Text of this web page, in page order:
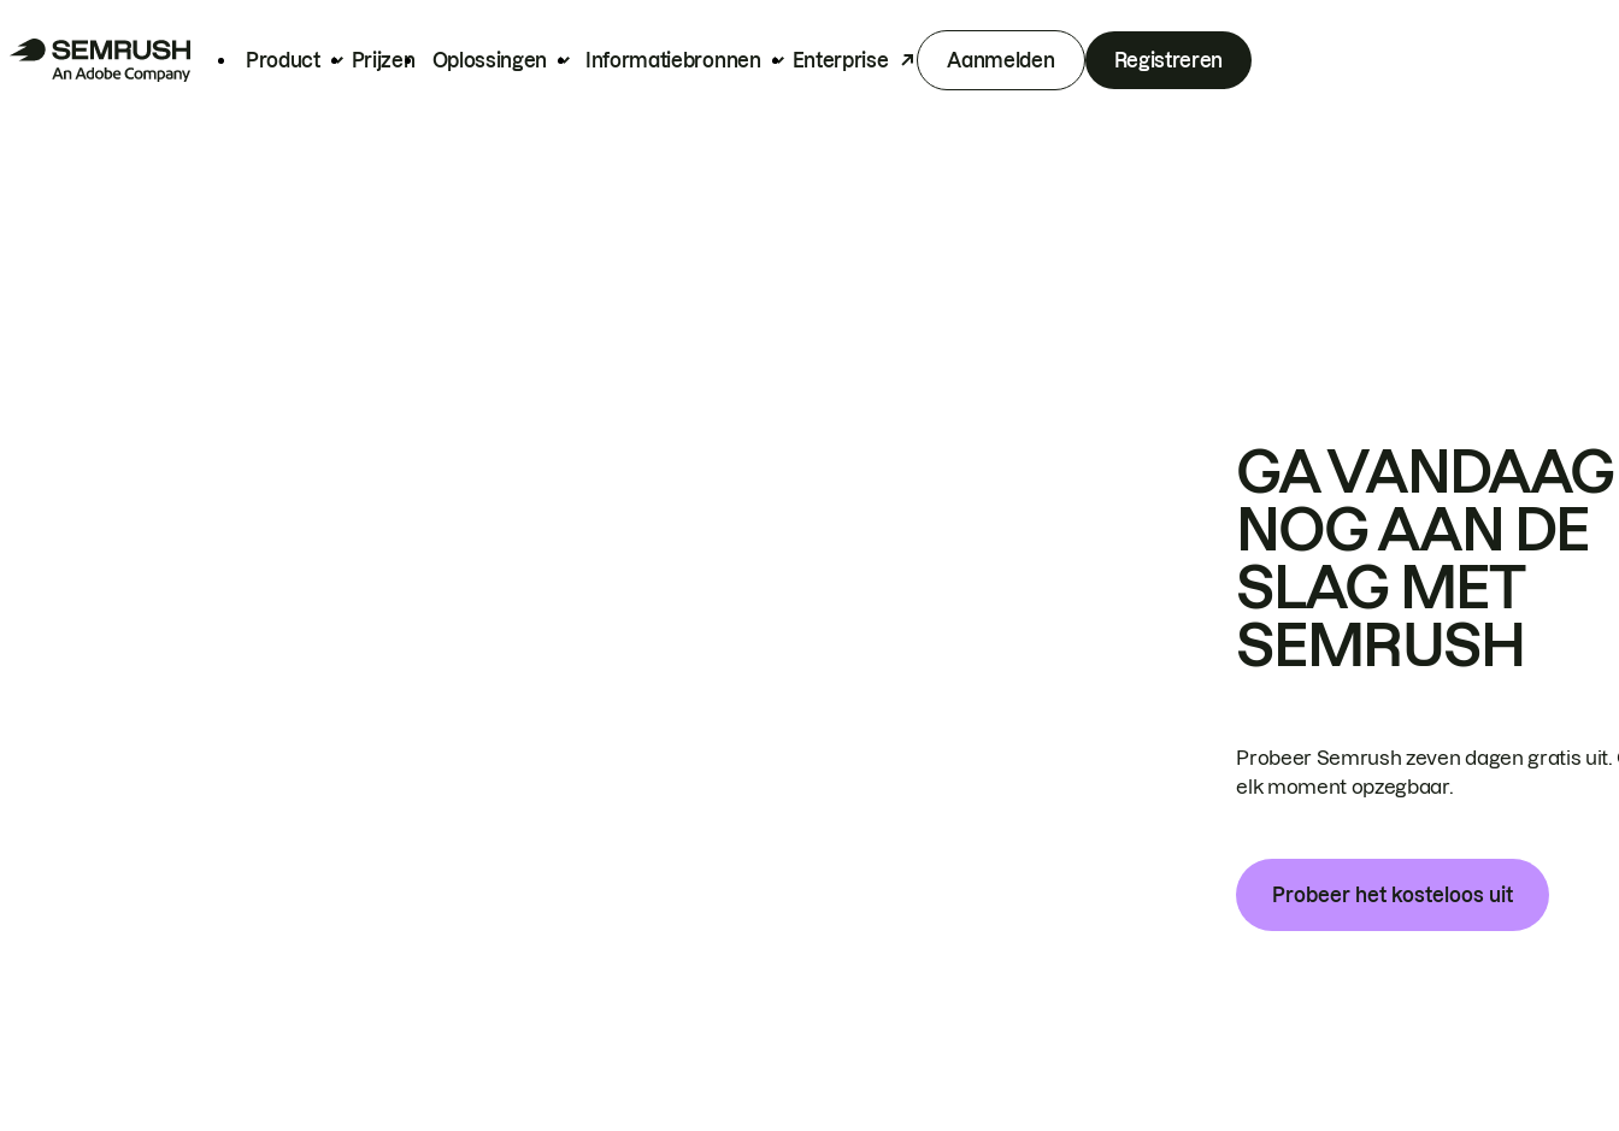
Product Prijzen Oplossingen Informatiebronnen Enterprise Aanmelden Registreren
GA VANDAAG
NOG AAN DE
SLAG MET
SEMRUSH
Probeer Semrush zeven dagen gratis uit.
elk moment opzegbaar.
Probeer het kosteloos uit